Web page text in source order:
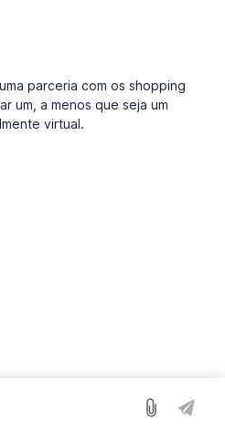
parceria com os shopping
um, a menos que seja um
virtual.
Nós usamos o Sleekplan